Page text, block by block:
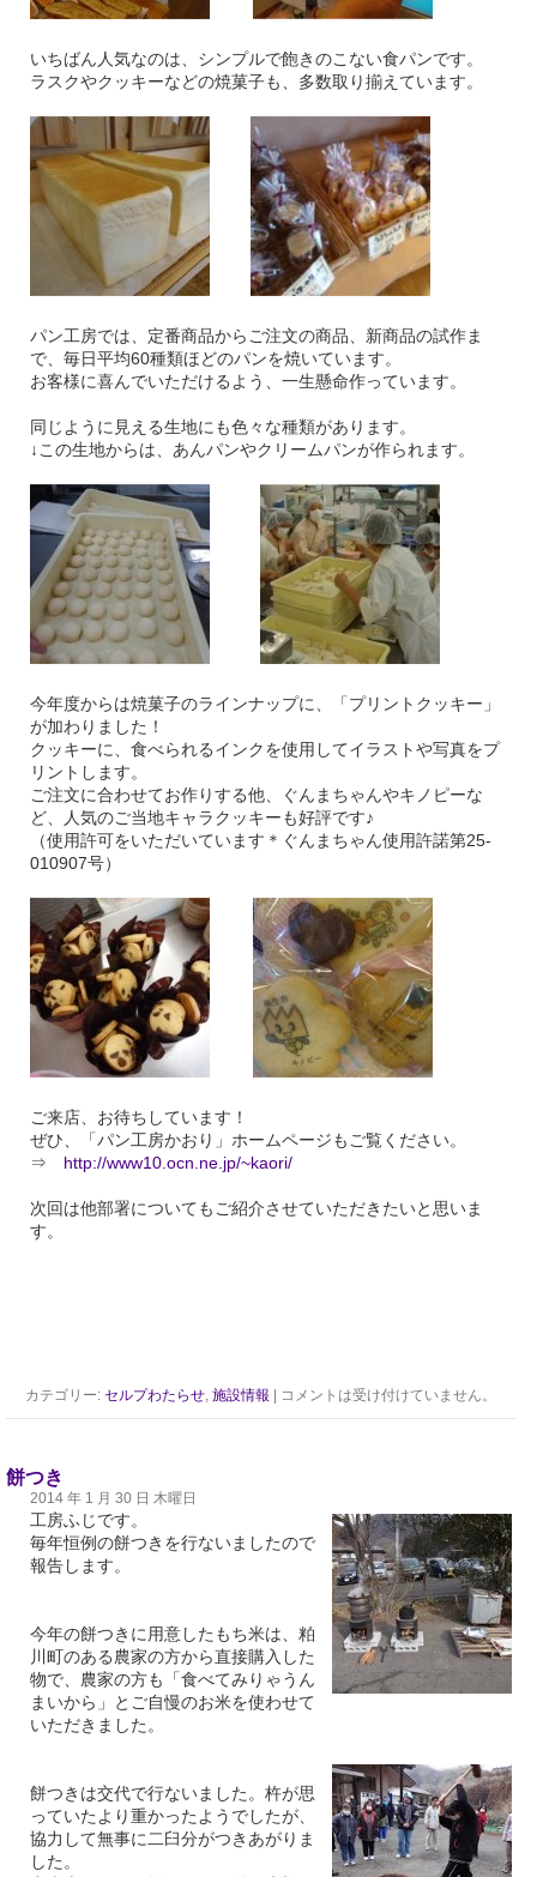
いちばん人気なのは、シンプルで飽きのこない食パンです。
ラスクやクッキーなどの焼菓子も、多数取り揃えています。
パン工房では、定番商品からご注文の商品、新商品の試作ま
で、毎日平均60種類ほどのパンを焼いています。
お客様に喜んでいただけるよう、一生懸命作っています。
同じように見える生地にも色々な種類があります。
↓この生地からは、あんパンやクリームパンが作られます。
今年度からは焼菓子のラインナップに、「プリントクッキー」
が加わりました！
クッキーに、食べられるインクを使用してイラストや写真をプ
リントします。
ご注文に合わせてお作りする他、ぐんまちゃんやキノピーな
ど、人気のご当地キャラクッキーも好評です♪
（使用許可をいただいています＊ぐんまちゃん使用許諾第25-
010907号）
ご来店、お待ちしています！
ぜひ、「パン工房かおり」ホームページもご覧ください。
⇒ http://www10.ocn.ne.jp/~kaori/
次回は他部署についてもご紹介させていただきたいと思いま
す。
カテゴリー:セルプわたらせ,施設情報 コメントは受け付けていません。
餅つき
2014 年 1 月 30 日 木曜日
工房ふじです。
毎年恒例の餅つきを行ないましたので
報告します。
今年の餅つきに用意したもち米は、粕
川町のある農家の方から直接購入した
物で、農家の方も「食べてみりゃうん
まいから」とご自慢のお米を使わせて
いただきました。
餅つきは交代で行ないました。杵が思
っていたより重かったようでしたが、
協力して無事に二臼分がつきあがりま
した。